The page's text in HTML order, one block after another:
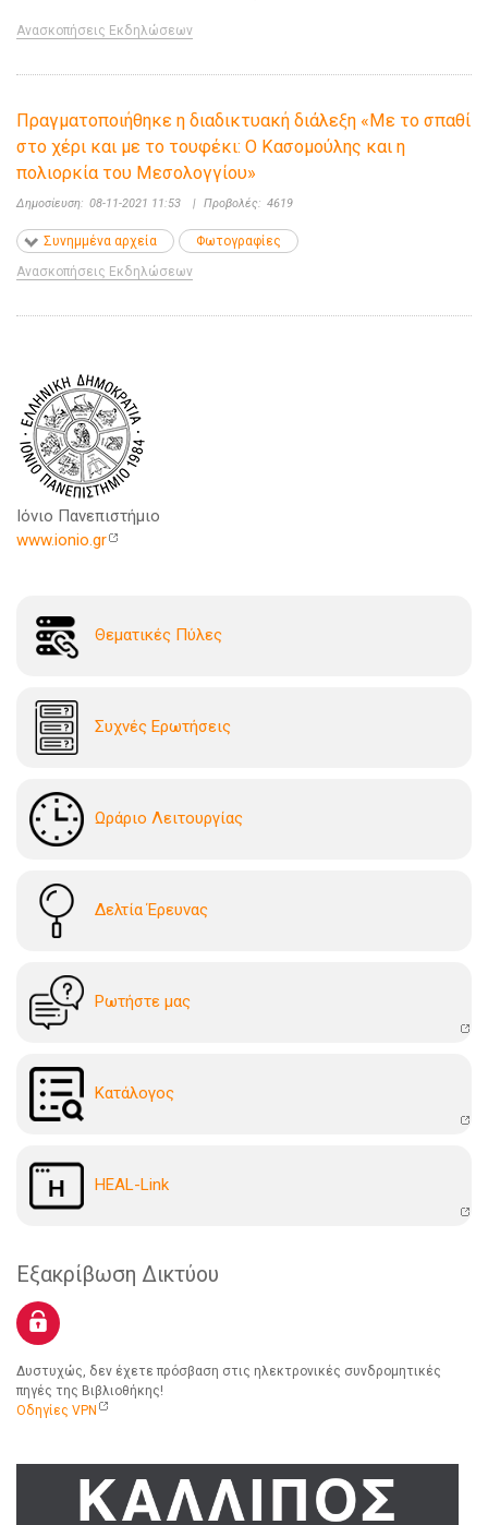
Ανασκοπήσεις Εκδηλώσεων
Πραγματοποιήθηκε η διαδικτυακή διάλεξη «Με το σπαθί
στο χέρι και με το τουφέκι: Ο Κασομούλης και η
πολιορκία του Μεσολογγίου»
Δημοσίευση: 08-11-2021 11:53 | Προβολές: 4619
Συνημμένα αρχεία
Φωτογραφίες
Ανασκοπήσεις Εκδηλώσεων
Ιόνιο Πανεπιστήμιο
www.ionio.gr
Θεματικές Πύλες
Συχνές Ερωτήσεις
Ωράριο Λειτουργίας
Δελτία Έρευνας
Ρωτήστε μας
Kατάλογoς
HEAL-Link
Εξακρίβωση Δικτύου
Δυστυχώς, δεν έχετε πρόσβαση στις ηλεκτρονικές συνδρομητικές
πηγές της Βιβλιοθήκης!
Οδηγίες VPN